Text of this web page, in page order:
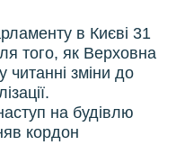
в Києві 31
того, як Верховна
зміни до
на будівлю
кордон